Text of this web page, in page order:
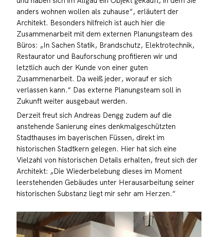
anders wohnen wollen als zuhause“, erläutert der
Architekt. Besonders hilfreich ist auch hier die
Zusammenarbeit mit dem externen Planungsteam des
Büros: „In Sachen Statik, Brandschutz, Elektrotechnik,
Restaurator und Bauforschung profitieren wir und
letztlich auch der Kunde von einer guten
Zusammenarbeit. Da weiß jeder, worauf er sich
verlassen kann.“ Das externe Planungsteam soll in
Zukunft weiter ausgebaut werden.
Derzeit freut sich Andreas Dengg zudem auf die
anstehende Sanierung eines denkmalgeschützten
Stadthauses im bayerischen Füssen, direkt im
historischen Stadtkern gelegen. Hier hat sich eine
Vielzahl von historischen Details erhalten, freut sich der
Architekt: „Die Wiederbelebung dieses im Moment
leerstehenden Gebäudes unter Herausarbeitung seiner
historischen Substanz liegt mir sehr am Herzen.“